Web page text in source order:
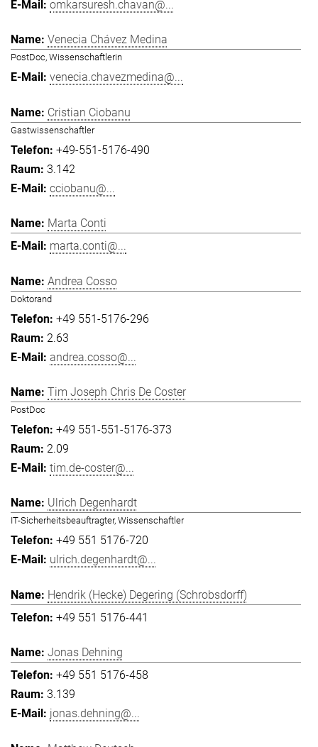
omkarsuresh.chavan@...
Venecia Chávez Medina
PostDoc, Wissenschaftlerin
venecia.chavezmedina@...
Cristian Ciobanu
Gastwissenschaftler
+49-551-5176-490
3.142
cciobanu@...
Marta Conti
marta.conti@...
Andrea Cosso
Doktorand
+49 551-5176-296
2.63
andrea.cosso@...
Tim Joseph Chris De Coster
PostDoc
+49 551-551-5176-373
2.09
tim.de-coster@...
Ulrich Degenhardt
IT-Sicherheitsbeauftragter, Wissenschaftler
+49 551 5176-720
ulrich.degenhardt@...
Hendrik (Hecke) Degering (Schrobsdorff)
+49 551 5176-441
Jonas Dehning
+49 551 5176-458
3.139
jonas.dehning@...